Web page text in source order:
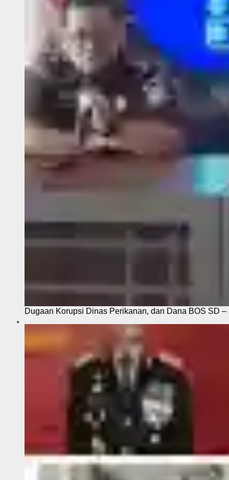
Dugaan Korupsi Dinas Perikanan, dan Dana BOS SD